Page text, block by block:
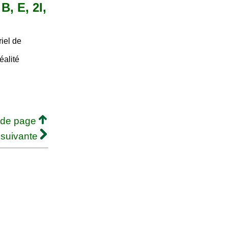
E, 2I,
de
page